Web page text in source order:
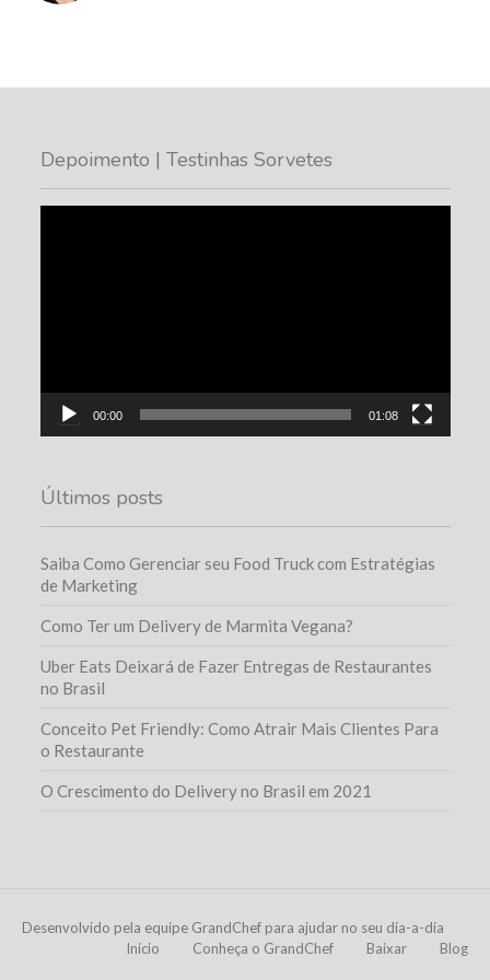
Depoimento | Testinhas Sorvetes
00:00 01:08
Últimos posts
Saiba Como Gerenciar seu Food Truck com Estratégias
de Marketing
Como Ter um Delivery de Marmita Vegana?
Uber Eats Deixará de Fazer Entregas de Restaurantes
no Brasil
Conceito Pet Friendly: Como Atrair Mais Clientes Para
o Restaurante
O Crescimento do Delivery no Brasil em 2021
Desenvolvido pela equipe GrandChef para ajudar no seu dia-a-dia
Início
Conheça o GrandChef Baixar Blog